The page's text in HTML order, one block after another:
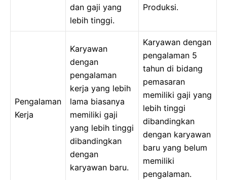
dan gaji yang
lebih tinggi.
Produksi.
Pengalaman
Kerja
Karyawan
dengan
pengalaman
kerja yang lebih
lama biasanya
memiliki gaji
yang lebih tinggi
dibandingkan
dengan
karyawan baru.
Karyawan dengan
pengalaman 5
tahun di bidang
pemasaran
memiliki gaji yang
lebih tinggi
dibandingkan
dengan karyawan
baru yang belum
memiliki
pengalaman.